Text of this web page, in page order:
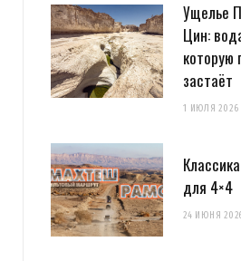
Ущелье
Цин:
которую
застаёт
1 ИЮЛЯ 2026
для 4×4
24 ИЮНЯ